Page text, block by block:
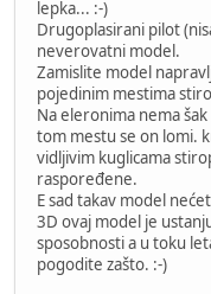
lepka... :-)
Drugoplasirani pilot
neverovatni model.
Zamislite model
pojedinim mestima
Na eleronima nema
tom mestu se on lomi.
vidljivim kuglicama
raspoređene.
E sad takav model
3D ovaj model je
sposobnosti a u toku
pogodite zašto. :-)